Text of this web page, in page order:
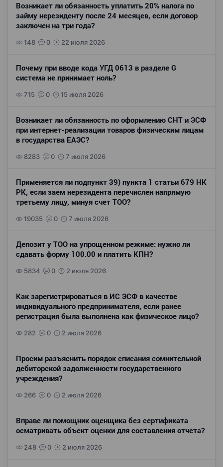
Возникает ли обязанность уплатить 20% налога по
займу нерезиденту после 24 месяцев, если договор
заключен на три года?
148 0 22 июля 2026
Почему при вводе кода УГД 0613 в разделе G
система не принимает ноль?
715 0 15 июля 2026
Возникает ли обязанность по оформлению СНТ и ЭСФ
при интернет-реализации товаров физическим лицам
в государства ЕАЭС?
8283 0 7 июля 2026
Применяется ли подпункт 39) пункта 1 статьи 679 НК
РК, если заем нерезидента перечислен напрямую
третьему лицу, минуя счет ТОО?
19035 0 7 июля 2026
Депозит у ТОО на упрощенном режиме: нужно ли
сдавать форму 100.00 и платить КПН?
5834 0 2 июля 2026
Как зарегистрироваться в ИС ЭСФ в качестве
индивидуального предпринимателя, если ранее
регистрация была выполнена как физическое лицо?
282 0 2 июля 2026
Просим разъяснить порядок списания сомнительной
дебиторской задолженности государственного
учреждения?
266 0 2 июля 2026
Вправе ли помощник оценщика без сертификата
осматривать объект оценки для составления отчета?
248 0 2 июля 2026